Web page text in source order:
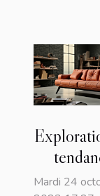
Mardi 24